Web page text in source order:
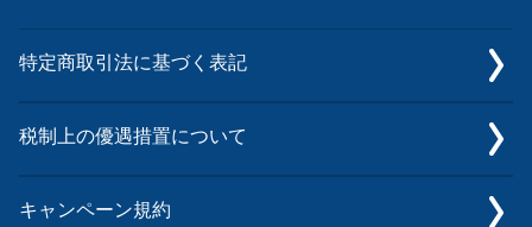
特定商取引法に基づく表記
税制上の優遇措置について
キャンペーン規約